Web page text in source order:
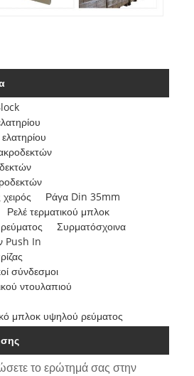
Ράγα Din 35mm
Ρελέ τερματικού μπλοκ
Συρματόσχοινα
Push In
σύνδεσμοι
ντουλαπιού
μπλοκ υψηλού ρεύματος
το ερώτημά σας στην